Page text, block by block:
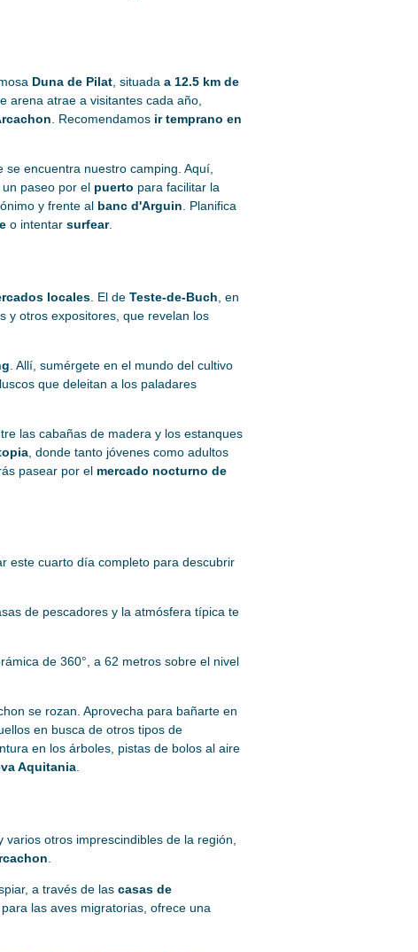
Duna de Pilat, situada a 12.5 km de
arena atrae a visitantes cada año,
. Recomendamos ir temprano en
se encuentra nuestro camping. Aquí,
paseo por el puerto para facilitar la
y frente al banc d'Arguin . Planifica
o intentar surfear.
locales. El de Teste-de-Buch , en
y otros expositores, que revelan los
. Allí, sumérgete en el mundo del cultivo
que deleitan a los paladares
las cabañas de madera y los estanques
, donde tanto jóvenes como adultos
pasear por el mercado nocturno de
este cuarto día completo para descubrir
de pescadores y la atmósfera típica te
de 360°, a 62 metros sobre el nivel
se rozan. Aprovecha para bañarte en
en busca de otros tipos de
en los árboles, pistas de bolos al aire
Aquitania.
varios otros imprescindibles de la región,
a través de las casas de
las aves migratorias, ofrece una